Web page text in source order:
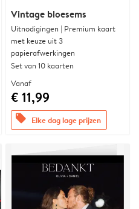
Vintage bloesems
Uitnodigingen | Premium kaart
met keuze uit 3
papierafwerkingen
Set van 10 kaarten
Vanaf
€ 11,99
offers Elke dag lage prijzen